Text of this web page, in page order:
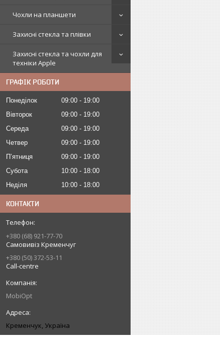
Чохли на планшети
Захисні стекла та плівки
Захисні стекла та чохли для
техніки Apple
ГРАФІК РОБОТИ
Понеділок 09:00
19:00
Вівторок
09:00
19:00
Середа
09:00
19:00
Четвер
09:00
19:00
Пʼятниця
09:00
19:00
Субота
10:00
18:00
Неділя
10:00 18:00
КОНТАКТИ
+380 (68) 921-77-70
Самовивіз Кременчуг
+380 (50) 372-53-11
Call-centre
MobiOpt
Кременчук, Україна